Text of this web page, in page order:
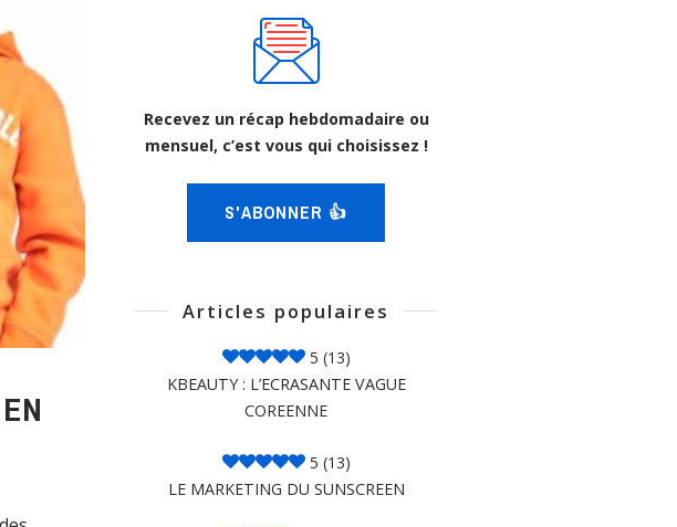
Recevez un récap hebdomadaire ou
mensuel, c’est vous qui choisissez !
S'ABONNER 👍
Articles populaires
5 (13)
KBEAUTY : L’ECRASANTE VAGUE
COREENNE
5 (13)
LE MARKETING DU SUNSCREEN